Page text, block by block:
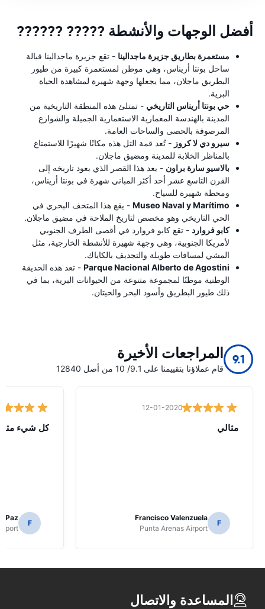
أفضل الوجهات والأنشطة ????? ??????
مستعمرة بطاريق جزيرة ماجدالينا - تقع جزيرة ماجدالينا قبالة
ساحل بونتا أريناس، وهي موطن لمستعمرة كبيرة من طيور
البطريق ماجلان، مما يجعلها وجهة شهيرة لمشاهدة الحياة
البرية.
حي بونتا أريناس التاريخي - تمتلئ هذه المنطقة التاريخية من
المدينة بالهندسة المعمارية الاستعمارية الجميلة والشوارع
المرصوفة بالحصى والساحات العامة.
سيرو دي لا كروز - تُعد قمة التل هذه مكانًا شهيرًا للاستمتاع
بالمناظر الخلابة للمدينة ومضيق ماجلان.
بالاسيو سارة براون - يعد هذا القصر الذي يعود تاريخه إلى
القرن التاسع عشر أحد أكثر المباني شهرة في بونتا أريناس،
ومحطة شهيرة للسياح.
Museo Naval y Marítimo - يقع هذا المتحف البحري في
الحي التاريخي وهو مخصص لتاريخ الملاحة في مضيق ماجلان.
كابو فروارد - تقع كابو فروارد في أقصى الطرف الجنوبي
لأمريكا الجنوبية، وهي وجهة شهيرة للأنشطة الخارجية، مثل
المشي لمسافات طويلة والتجديف بالكاياك.
Parque Nacional Alberto de Agostini - تعد هذه الحديقة
الوطنية موطنًا لمجموعة متنوعة من الحيوانات البرية، بما في
ذلك طيور البطريق وأسود البحر والحيتان.
9.1 المراجعات الأخيرة
قام عملاؤنا بتقييمنا على 9.1/ 10 من أصل 12840
12-01-2020
مثالي
F
Francisco Valenzuela
Punta Arenas Airport
كل شيء
F
Paz
المساعدة والاتصال